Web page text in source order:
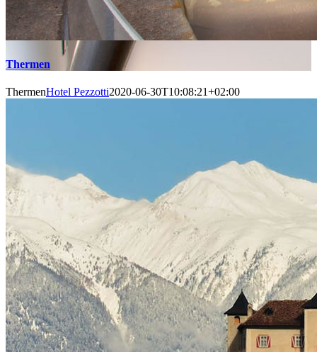
Thermen
ThermenHotel Pezzotti2020-06-30T10:08:21+02:00